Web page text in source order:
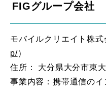
FIGグループ会社
モバイルクリエイト株式
p/）
住所： 大分県大分市東
事業内容：携帯通信の